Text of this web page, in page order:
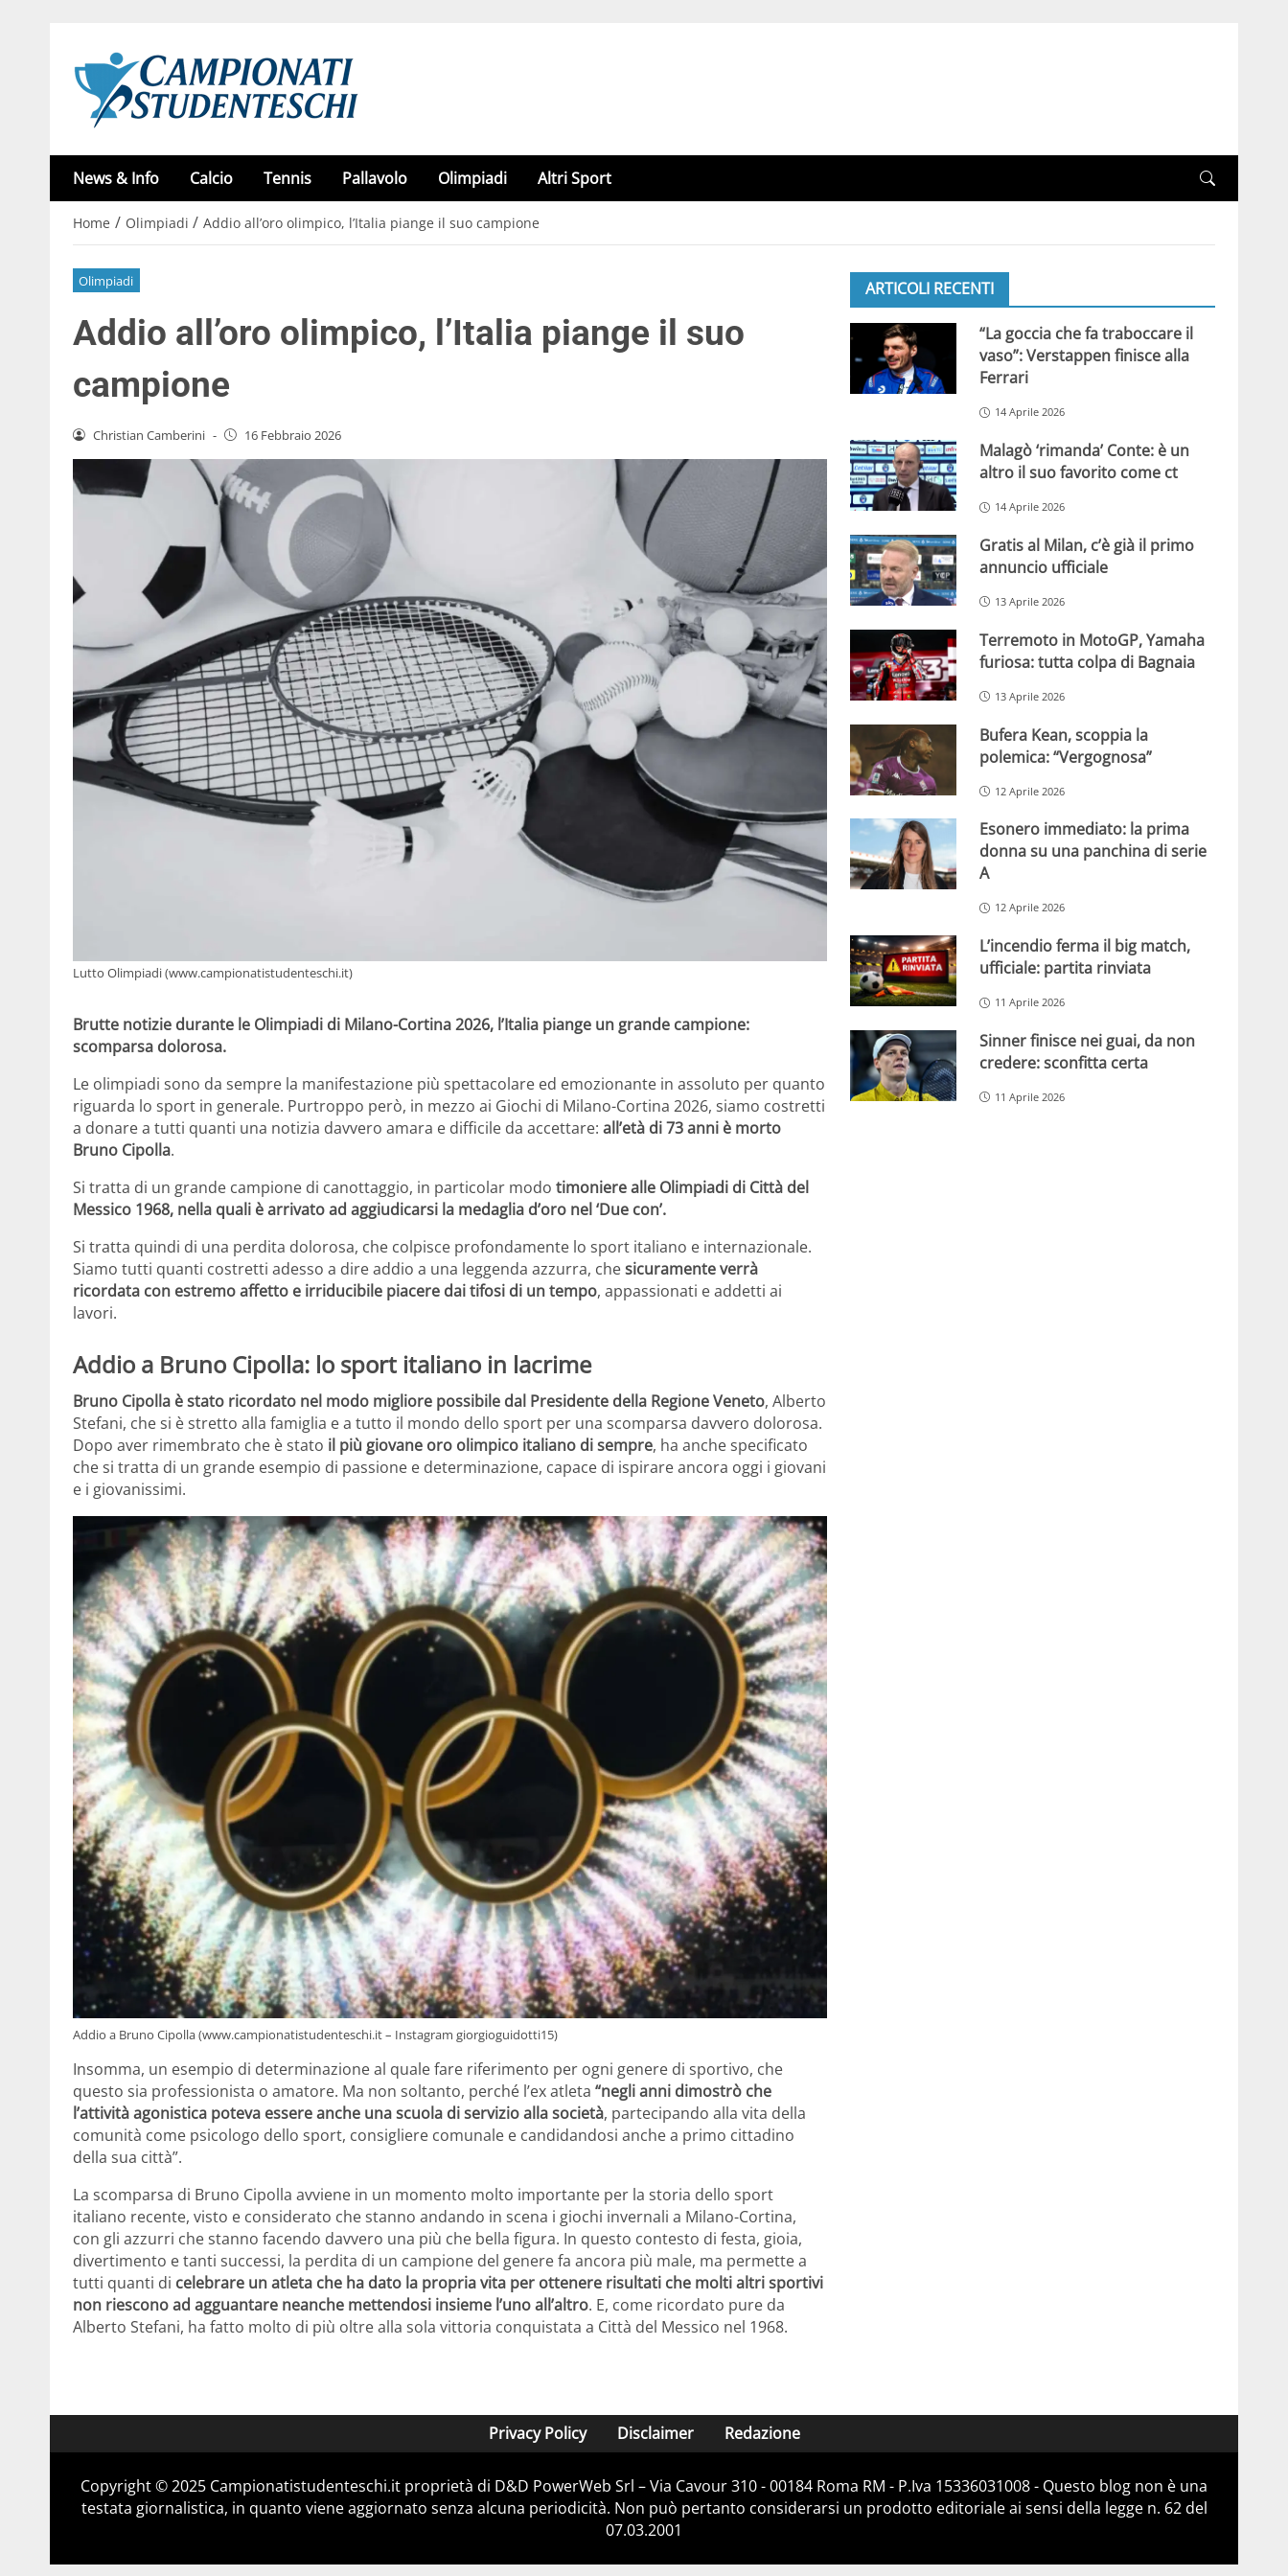
News & Info Calcio Tennis Pallavolo Olimpiadi Altri Sport
Home / Olimpiadi / Addio all’oro olimpico, l’Italia piange il suo campione
Olimpiadi
Addio all’oro olimpico, l’Italia piange il suo
campione
Christian Camberini - 16 Febbraio 2026
Lutto Olimpiadi (www.campionatistudenteschi.it)
Brutte notizie durante le Olimpiadi di Milano-Cortina 2026, l’Italia piange un grande campione:
scomparsa dolorosa.
Le olimpiadi sono da sempre la manifestazione più spettacolare ed emozionante in assoluto per quanto
riguarda lo sport in generale. Purtroppo però, in mezzo ai Giochi di Milano-Cortina 2026, siamo costretti
a donare a tutti quanti una notizia davvero amara e difficile da accettare: all’età di 73 anni è morto
Bruno Cipolla.
Si tratta di un grande campione di canottaggio, in particolar modo timoniere alle Olimpiadi di Città del
Messico 1968, nella quali è arrivato ad aggiudicarsi la medaglia d’oro nel ‘Due con’.
Si tratta quindi di una perdita dolorosa, che colpisce profondamente lo sport italiano e internazionale.
Siamo tutti quanti costretti adesso a dire addio a una leggenda azzurra, chesicuramente verrà
ricordata con estremo affetto e irriducibile piacere dai tifosi di un tempo, appassionati e addetti ai
lavori.
Addio a Bruno Cipolla: lo sport italiano in lacrime
Bruno Cipolla è stato ricordato nel modo migliore possibile dal Presidente della Regione Veneto, Alberto
Stefani, che si è stretto alla famiglia e a tutto il mondo dello sport per una scomparsa davvero dolorosa.
Dopo aver rimembrato che è stato il più giovane oro olimpico italiano di sempre, ha anche specificato
che si tratta di un grande esempio di passione e determinazione, capace di ispirare ancora oggi i giovani
e i giovanissimi.
Addio a Bruno Cipolla (www.campionatistudenteschi.it – Instagram giorgioguidotti15)
Insomma, un esempio di determinazione al quale fare riferimento per ogni genere di sportivo, che
questo sia professionista o amatore. Ma non soltanto, perché l’ex atleta “negli anni dimostrò che
l’attività agonistica poteva essere anche una scuola di servizio alla società, partecipando alla vita della
comunità come psicologo dello sport, consigliere comunale e candidandosi anche a primo cittadino
della sua città”.
La scomparsa di Bruno Cipolla avviene in un momento molto importante per la storia dello sport
italiano recente, visto e considerato che stanno andando in scena i giochi invernali a Milano-Cortina,
con gli azzurri che stanno facendo davvero una più che bella figura. In questo contesto di festa, gioia,
divertimento e tanti successi, la perdita di un campione del genere fa ancora più male, ma permette a
tutti quanti di celebrare un atleta che ha dato la propria vita per ottenere risultati che molti altri sportivi
non riescono ad agguantare neanche mettendosi insieme l’uno all’altro. E, come ricordato pure da
Alberto Stefani, ha fatto molto di più oltre alla sola vittoria conquistata a Città del Messico nel 1968.
ARTICOLI RECENTI
“La goccia che fa traboccare il
vaso”: Verstappen finisce alla
Ferrari
14 Aprile 2026
Malagò ‘rimanda’ Conte: è un
altro il suo favorito come ct
14 Aprile 2026
Gratis al Milan, c’è già il primo
annuncio ufficiale
13 Aprile 2026
Terremoto in MotoGP, Yamaha
furiosa: tutta colpa di Bagnaia
13 Aprile 2026
Bufera Kean, scoppia la
polemica: “Vergognosa”
12 Aprile 2026
Esonero immediato: la prima
donna su una panchina di serie
A
12 Aprile 2026
L’incendio ferma il big match,
ufficiale: partita rinviata
11 Aprile 2026
Sinner finisce nei guai, da non
credere: sconfitta certa
11 Aprile 2026
Privacy Policy Disclaimer Redazione
Copyright © 2025 Campionatistudenteschi.it proprietà di D&D PowerWeb Srl – Via Cavour 310 - 00184 Roma RM - P.Iva 15336031008 - Questo blog non è una
testata giornalistica, in quanto viene aggiornato senza alcuna periodicità. Non può pertanto considerarsi un prodotto editoriale ai sensi della legge n. 62 del
07.03.2001